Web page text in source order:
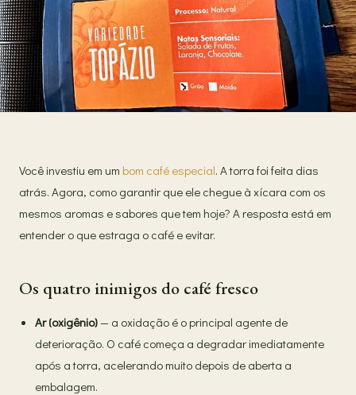
Você investiu em um bom café especial. A torra foi feita dias
atrás. Agora, como garantir que ele chegue à xícara com os
mesmos aromas e sabores que tem hoje? A resposta está em
entender o que estraga o café e evitar.
Os quatro inimigos do café fresco
Ar (oxigênio)— a oxidação é o principal agente de
deterioração. O café começa a degradar imediatamente
após a torra, acelerando muito depois de aberta a
embalagem.